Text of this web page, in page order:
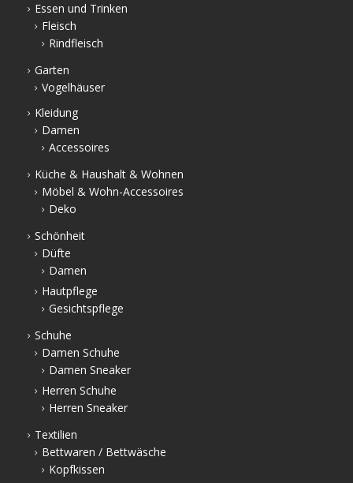
Essen und Trinken
Fleisch
Rindfleisch
Garten
Vogelhäuser
Kleidung
Damen
Accessoires
Küche & Haushalt & Wohnen
Möbel & Wohn-Accessoires
Deko
Schönheit
Düfte
Damen
Hautpflege
Gesichtspflege
Schuhe
Damen Schuhe
Damen Sneaker
Herren Schuhe
Herren Sneaker
Textilien
Bettwaren / Bettwäsche
Kopfkissen